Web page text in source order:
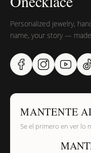
Personalized jewelry,
name, your story —
MANTENTE
Se el primero en ver lo